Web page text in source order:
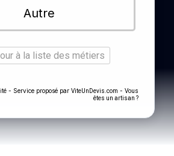
Autre
à la liste des métiers
- Service proposé par ViteUnDevis.com - Vous
êtes un artisan ?